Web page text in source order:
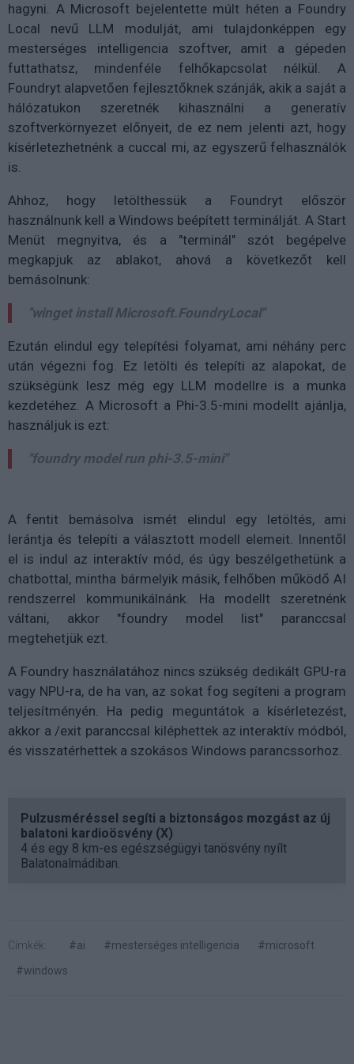
hagyni. A Microsoft bejelentette múlt héten a Foundry
Local nevű LLM modulját, ami tulajdonképpen egy
mesterséges intelligencia szoftver, amit a gépeden
futtathatsz, mindenféle felhőkapcsolat nélkül. A
Foundryt alapvetően fejlesztőknek szánják, akik a saját a
hálózatukon szeretnék kihasználni a generatív
szoftverkörnyezet előnyeit, de ez nem jelenti azt, hogy
kísérletezhetnénk a cuccal mi, az egyszerű felhasználók
is.
Ahhoz, hogy letölthessük a Foundryt először
használnunk kell a Windows beépített terminálját. A Start
Menüt megnyitva, és a "terminál" szót begépelve
megkapjuk az ablakot, ahová a következőt kell
bemásolnunk:
"winget install Microsoft.FoundryLocal"
Ezután elindul egy telepítési folyamat, ami néhány perc
után végezni fog. Ez letölti és telepíti az alapokat, de
szükségünk lesz még egy LLM modellre is a munka
kezdetéhez. A Microsoft a Phi-3.5-mini modellt ajánlja,
használjuk is ezt:
"foundry model run phi-3.5-mini"
A fentit bemásolva ismét elindul egy letöltés, ami
lerántja és telepíti a választott modell elemeit. Innentől
el is indul az interaktív mód, és úgy beszélgethetünk a
chatbottal, mintha bármelyik másik, felhőben működő AI
rendszerrel kommunikálnánk. Ha modellt szeretnénk
váltani, akkor "foundry model list" paranccsal
megtehetjük ezt.
A Foundry használatához nincs szükség dedikált GPU-ra
vagy NPU-ra, de ha van, az sokat fog segíteni a program
teljesítményén. Ha pedig meguntátok a kísérletezést,
akkor a /exit paranccsal kiléphettek az interaktív módból,
és visszatérhettek a szokásos Windows parancssorhoz.
Pulzusméréssel segíti a biztonságos mozgást az új
balatoni kardioösvény (X)
4 és egy 8 km-es egészségügyi tanösvény nyílt
Balatonalmádiban.
Címkék: #ai #mesterséges intelligencia
#microsoft
#windows